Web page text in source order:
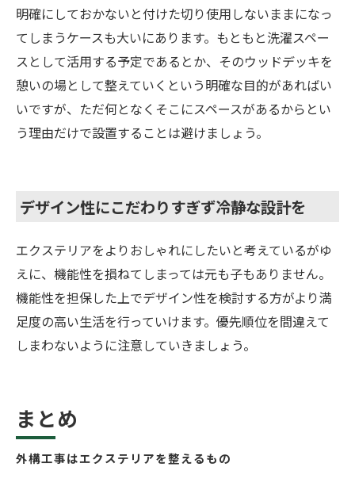
明確にしておかないと付けた切り使用しないままになっ
てしまうケースも大いにあります。もともと洗濯スペー
スとして活用する予定であるとか、そのウッドデッキを
憩いの場として整えていくという明確な目的があればい
いですが、ただ何となくそこにスペースがあるからとい
う理由だけで設置することは避けましょう。
デザイン性にこだわりすぎず冷静な設計を
エクステリアをよりおしゃれにしたいと考えているがゆ
えに、機能性を損ねてしまっては元も子もありません。
機能性を担保した上でデザイン性を検討する方がより満
足度の高い生活を行っていけます。優先順位を間違えて
しまわないように注意していきましょう。
外構工事はエクステリアを整えるもの
まとめ